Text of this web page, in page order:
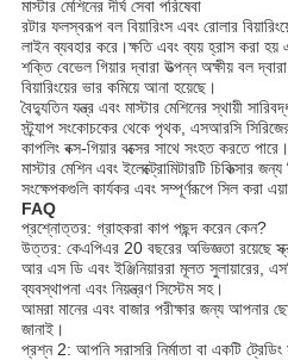
মাস্টার মেশিনের দীর্ঘ সেবা পরিষেবা
রটার ফলস্বরূপ বল বিয়ারিংস এবং রোলার
লাইন ব্যবহার করে।ক্ষতি এবং ব্যয় হ্রাস করা হয়
শক্তি বেভেল গিয়ার দ্বারা উত্পন্ন অক্ষীয় বল দ্বারা
বিয়ারিংয়ের ভার কমিয়ে আনা হয়েছে।
বৈদ্যুতিন যন্ত্র এবং মাস্টার মেশিনের স্থায়ী
স্ট্র্যাপ সংকোচকের থেকে পৃথক, এসআরসি সিরিজের
কাপলিং বক্স-গিয়ার বক্সের সাথে সংহত করতে
মাস্টার মেশিন এবং ইলেক্ট্রোমিটারটি
সংক্ষেপকগুলি কার্যকর এবং সম্পূর্ণরূপে সিল করা
FAQ
প্রশ্নোত্তর: গ্রাহকরা কাপ পছন্দ করেন কেন?
উত্তর: কেএপিএর 20 বছরের অভিজ্ঞতা রয়েছে
আর এস ডি এবং ইঞ্জিনিয়াররা মূলত
ব্যবস্থাপনা এবং নিয়ন্ত্রণ সিস্টেম সহ।
আমরা মানের এবং বাজার পরীক্ষার জন্য আপনার
জানাই।
প্রশ্ন 2: আপনি সরাসরি নির্মাতা বা একটি